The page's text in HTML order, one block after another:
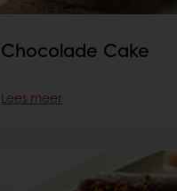
Chocolade Cake
Lees meer